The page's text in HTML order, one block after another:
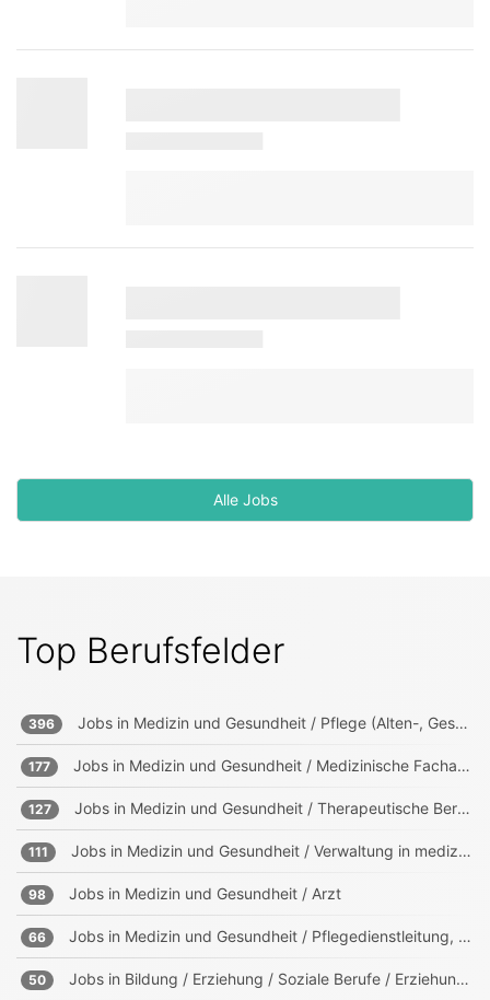
Alle Jobs
Top Berufsfelder
396 Jobs in Medizin und Gesundheit / Pflege (Alten-, Gesundheits-, Krankenpfleger)
177 Jobs in Medizin und Gesundheit / Medizinische Fachangestellte, Sanitäter
127 Jobs in Medizin und Gesundheit / Therapeutische Berufe
111 Jobs in Medizin und Gesundheit / Verwaltung in medizinischen Einrichtungen
98 Jobs in Medizin und Gesundheit / Arzt
66 Jobs in Medizin und Gesundheit / Pflegedienstleitung, Heimleitung
50 Jobs in Bildung / Erziehung / Soziale Berufe / Erziehung, Sozialpädagogik